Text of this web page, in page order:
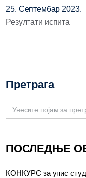
25. Септембар 2023.
Резултати испита
Претрага
Search
for:
ПОСЛЕДЊЕ
КОНКУРС за упис